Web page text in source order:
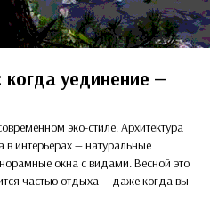
уединение —
эко-стиле. Архитектура
в интерьерах — натуральные
окна с видами. Весной это
частью отдыха — даже когда вы